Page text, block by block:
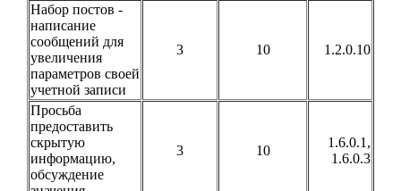
Набор постов -
написание
сообщений для
увеличения
параметров своей
учетной записи
3 10 1.2.0.10
Просьба
предоставить
скрытую
информацию,
обсуждение
3 10
1.6.0.1,
1.6.0.3